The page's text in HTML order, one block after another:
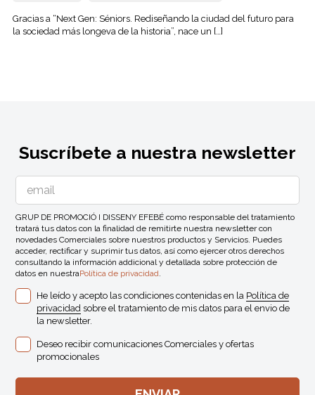
Gracias a “Next Gen: Séniors. Rediseñando la ciudad del futuro para
la sociedad más longeva de la historia”, nace un […]
Suscríbete a nuestra newsletter
GRUP DE PROMOCIÓ I DISSENY EFEBÉ como responsable del tratamiento
tratará tus datos con la finalidad de remitirte nuestra newsletter con
novedades Comerciales sobre nuestros productos y Servicios. Puedes
acceder, rectificar y suprimir tus datos, así como ejercer otros derechos
consultando la información addicional y detallada sobre protección de
datos en nuestraPolítica de privacidad.
He leído y acepto las condiciones contenidas en la Política de
privacidad sobre el tratamiento de mis datos para el envio de
la newsletter.
Deseo recibir comunicaciones Comerciales y ofertas
promocionales